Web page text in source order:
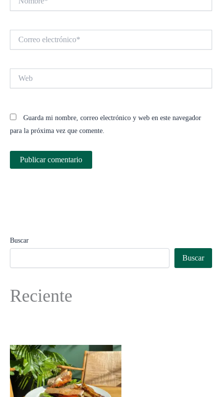
electrónico*
Guarda mi nombre, correo electrónico y web en este navegador
para la próxima vez que comente.
Buscar
Buscar
Reciente